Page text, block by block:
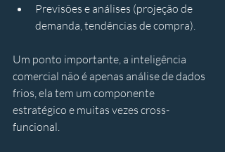
Previsões e análises (projeção de
demanda, tendências de compra).
Um ponto importante, a inteligência
comercial não é apenas análise de dados
frios, ela tem um componente
estratégico e muitas vezes cross-
funcional.